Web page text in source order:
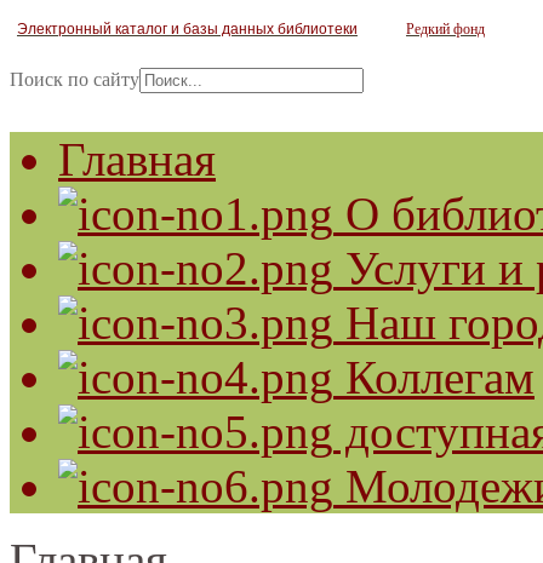
Электронный каталог и базы данных библиотеки Редкий фонд
Поиск по сайту
Главная
О
Услуги и
Наш
Коллегам